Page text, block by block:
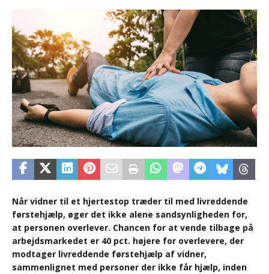
Når vidner til et hjertestop træder til med livreddende
førstehjælp, øger det ikke alene sandsynligheden for,
at personen overlever. Chancen for at vende tilbage på
arbejdsmarkedet er 40 pct. højere for overlevere, der
modtager livreddende førstehjælp af vidner,
sammenlignet med personer der ikke får hjælp, inden